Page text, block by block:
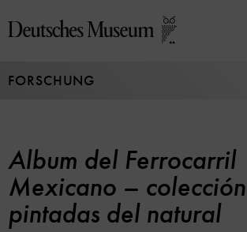
zum
FORSCHUNG
Album del Ferrocarril
Mexicano –
pintadas del natural